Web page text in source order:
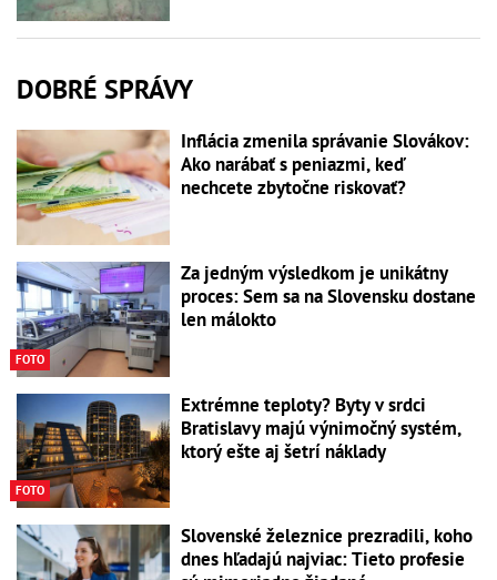
DOBRÉ SPRÁVY
Inflácia zmenila správanie Slovákov:
Ako narábať s peniazmi, keď
nechcete zbytočne riskovať?
FOTO
Za jedným výsledkom je unikátny
proces: Sem sa na Slovensku dostane
len málokto
FOTO
Extrémne teploty? Byty v srdci
Bratislavy majú výnimočný systém,
ktorý ešte aj šetrí náklady
Slovenské železnice prezradili, koho
dnes hľadajú najviac: Tieto profesie